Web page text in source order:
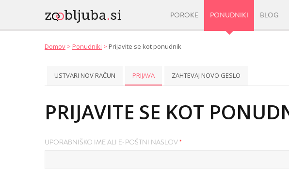
POROKE PONUDNIKI BLOG
Domov > Ponudniki > Prijavite se kot ponudnik
Primarni zavihki
USTVARI NOV RAČUN PRIJAVA (ACTIVE TAB)
ZAHTEVAJ NOVO GESLO
PRIJAVITE SE KOT
UPORABNIŠKO IME ALI E-POŠTNI NASLOV*